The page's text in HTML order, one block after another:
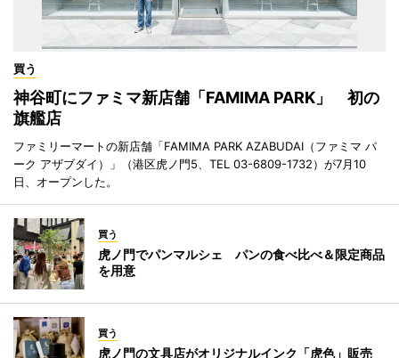
買う
神谷町にファミマ新店舗「FAMIMA PARK」 初の
旗艦店
ファミリーマートの新店舗「FAMIMA PARK AZABUDAI（ファミマ パ
ーク アザブダイ）」（港区虎ノ門5、TEL 03-6809-1732）が7月10
日、オープンした。
買う
虎ノ門でパンマルシェ パンの食べ比べ＆限定商品
を用意
買う
虎ノ門の文具店がオリジナルインク「虎色」販売